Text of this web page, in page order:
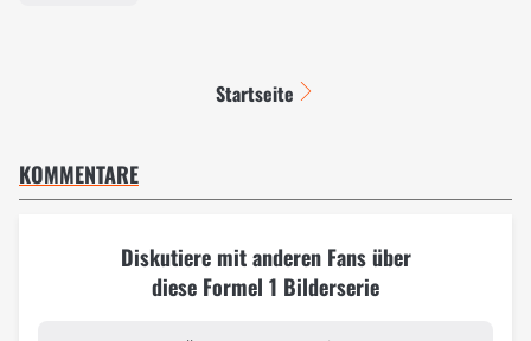
Startseite
KOMMENTARE
Diskutiere mit anderen Fans über
diese Formel 1 Bilderserie